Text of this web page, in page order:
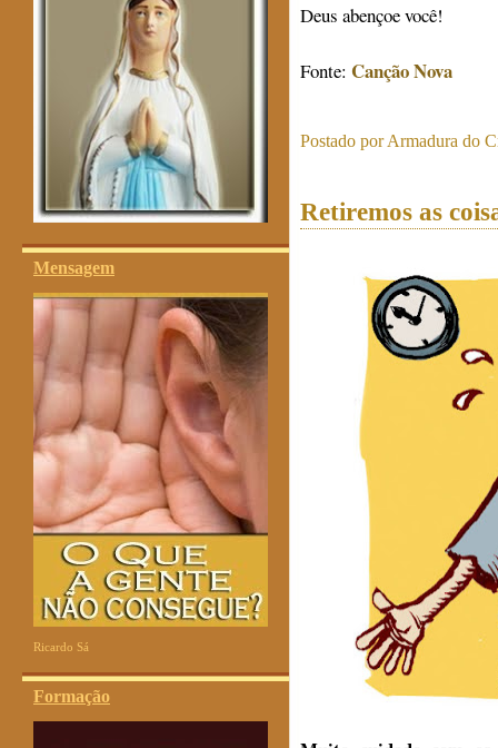
Mensagem
Ricardo Sá
Formação
Deus abençoe você!
Fonte: Canção Nova
Postado porArmadura do
Retiremos as